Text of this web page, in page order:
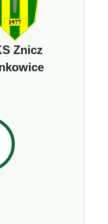
Znicz